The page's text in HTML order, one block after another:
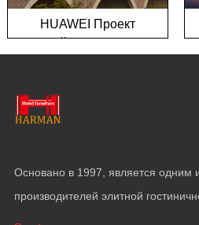
HUAWEI Проект
европейского города на
Основано в 1997, является одним
производителей элитной